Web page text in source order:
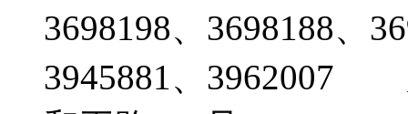
3698198、3698188
3945881、3962007